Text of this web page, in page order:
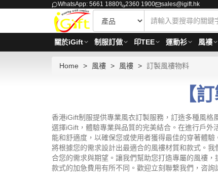
WhatsApp: 5661 1880 2360 1900 sales@igift.hk
關於iGift 制服訂做 印TEE 運動衫 風褸
Home 風褸 風褸 訂製風褸物料
【
香港iGift制服提供專業風衣訂製服務，訂造多種風格
選擇iGift，體驗專業與品質的完美結合。在進行戶
能和舒適度，以確保您或使用者獲得最佳的穿著體
將根據您的需求設計出最適合的風褸材質和款式。
合您的需求與期望。讓我們幫助您打造專屬的風褸
款式的加急費用有所不同。歡迎立刻聯繫我們，咨詢